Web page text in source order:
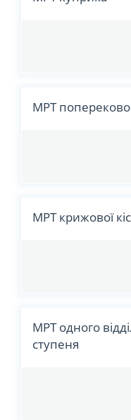
МРТ
МРТ крижової
МРТ одного
ступеня